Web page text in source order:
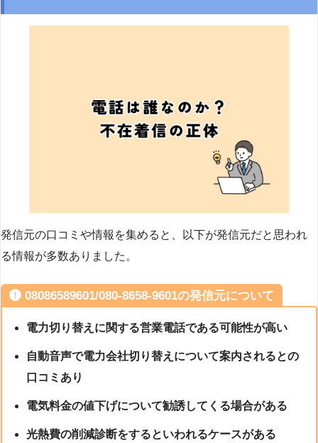
発信元の口コミや情報を集めると、以下が発信元だと思われ
る情報が多数ありました。
08086589601/080-8658-9601の発信元について
電力切り替えに関する営業電話である可能性が高い
自動音声で電力会社切り替えについて案内されるとの
口コミあり
電気料金の値下げについて勧誘してくる場合がある
光熱費の削減診断をするといわれるケースがある